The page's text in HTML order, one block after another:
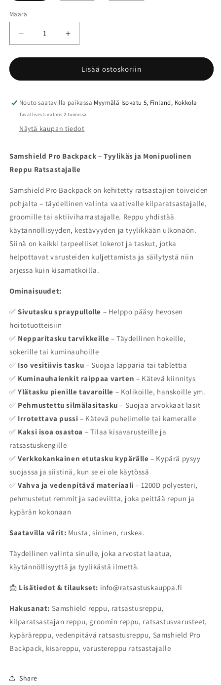
Määrä
Määrä
Vähennä
tuotteen
Samshield
määrää
Lisää
tuotteen
Samshield
Reppu
määrää
Lisää ostoskoriin
Nouto saatavilla paikassa Myymälä Isokatu 5, Finland, Kokkola
Tavallisesti valmis 2 tunnissa
Näytä kaupan tiedot
Samshield Pro Backpack – Tyylikäs ja Monipuolinen
Reppu Ratsastajalle
Samshield Pro Backpack on kehitetty ratsastajien toiveiden
pohjalta – täydellinen valinta vaativalle kilparatsastajalle,
groomille tai aktiiviharrastajalle. Reppu yhdistää
käytännöllisyyden, kestävyyden ja tyylikkään ulkonäön.
Siinä on kaikki tarpeelliset lokerot ja taskut, jotka
helpottavat varusteiden kuljettamista ja säilytystä niin
arjessa kuin kisamatkoilla.
Ominaisuudet:
✅Sivutasku spraypullolle – Helppo pääsy hevosen
hoitotuotteisiin
✅ Nepparitasku tarvikkeille – Täydellinen hokeille,
sokerille tai kuminauhoille
✅ Iso vesitiivis tasku – Suojaa läppäriä tai tablettia
✅ Kuminauhalenkit raippaa varten – Kätevä kiinnitys
✅Ylätasku pienille tavaroille – Kolikoille, hanskoille ym.
✅ Pehmustettu silmälasitasku – Suojaa arvokkaat lasit
✅ Irrotettava pussi – Kätevä puhelimelle tai kameralle
✅ Kaksi isoa osastoa – Tilaa kisavarusteille ja
ratsastuskengille
✅Verkkokankainen etutasku kypärälle – Kypärä pysyy
suojassa ja siistinä, kun se ei ole käytössä
✅Vahva ja vedenpitävä materiaali – 1200D polyesteri,
pehmustetut remmit ja sadeviitta, joka peittää repun ja
kypärän kokonaan
Saatavilla värit: Musta, sininen, ruskea.
Täydellinen valinta sinulle, joka arvostat laatua,
käytännöllisyyttä ja tyylikästä ilmettä.
📩 Lisätiedot & tilaukset: info@ratsastuskauppa.fi
Hakusanat: Samshield reppu, ratsastusreppu,
kilparatsastajan reppu, groomin reppu, ratsastusvarusteet,
kypäräreppu, vedenpitävä ratsastusreppu, Samshield Pro
Backpack, kisareppu, varustereppu ratsastajalle
Share